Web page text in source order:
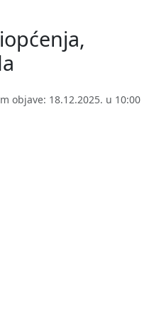
objave: 18.12.2025. u 10:00